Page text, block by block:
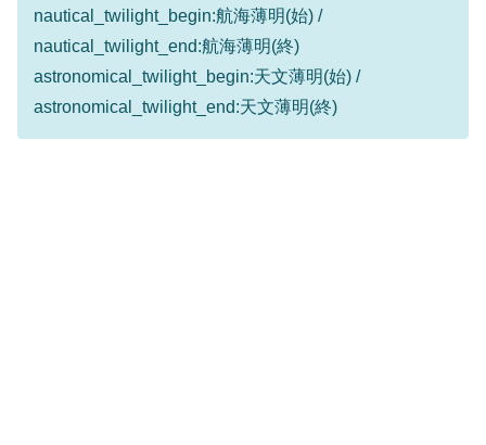
nautical_twilight_begin:航海薄明(始) /
nautical_twilight_end:航海薄明(終)
astronomical_twilight_begin:天文薄明(始) /
astronomical_twilight_end:天文薄明(終)